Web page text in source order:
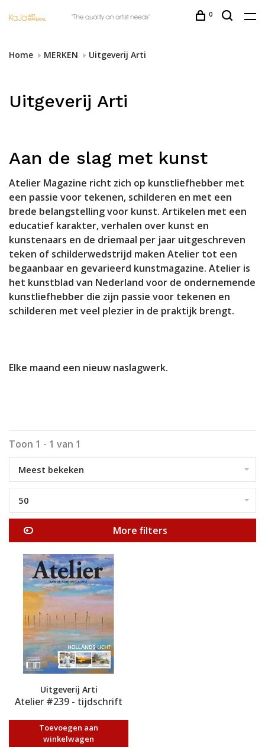
0
Home MERKEN Uitgeverij Arti
Uitgeverij Arti
Aan de slag met kunst
Atelier Magazine richt zich op kunstliefhebber met
een passie voor tekenen, schilderen en met een
brede belangstelling voor kunst. Artikelen met een
educatief karakter, verhalen over kunst en
kunstenaars en de driemaal per jaar uitgeschreven
teken of schilderwedstrijd maken Atelier tot een
begaanbaar en gevarieerd kunstmagazine. Atelier is
het kunstblad van Nederland voor de ondernemende
kunstliefhebber die zijn passie voor tekenen en
schilderen met veel plezier in de praktijk brengt.
Elke maand een nieuw naslagwerk.
Toon 1 - 1 van 1
Meest bekeken
50
More filters
Uitgeverij Arti
Atelier #239 - tijdschrift
Toevoegen aan
winkelwagen